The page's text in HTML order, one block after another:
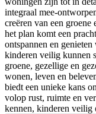
integraal mee-
creëren van een
het plan komt een
ontspannen en
kinderen veilig kunnen
groene, gezellige en
wonen, leven en
biedt een unieke kans
volop rust, ruimte en
kennen, kinderen veilig